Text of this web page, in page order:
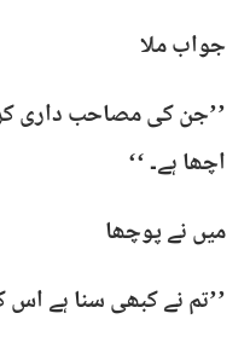
جواب ملا
’’جن کی مصاحب داری
اچھا ہے۔ ‘‘
میں نے پوچھا
’’تم نے کبھی سنا ہے اس